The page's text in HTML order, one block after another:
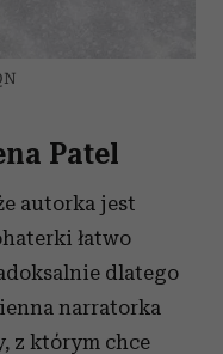
Patel
autorka jest
łatwo
dlatego
narratorka
z którym chce